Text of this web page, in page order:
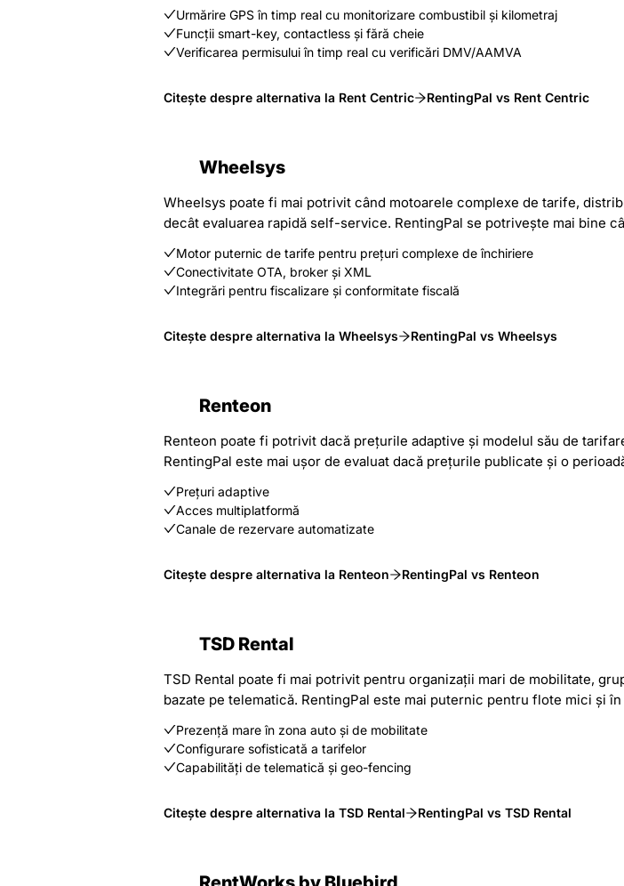
Urmărire GPS în timp real cu monitorizare combustibil și kilometraj
Funcții smart-key, contactless și fără cheie
Verificarea permisului în timp real cu verificări DMV/AAMVA
Citește despre alternativa la Rent Centric RentingPal vs Rent Centric
Wheelsys
Wheelsys poate fi mai potrivit când motoarele complexe de tarife,
decât evaluarea rapidă self-service. RentingPal se potrivește mai bine
Motor puternic de tarife pentru prețuri complexe de închiriere
Conectivitate OTA, broker și XML
Integrări pentru fiscalizare și conformitate fiscală
Citește despre alternativa la Wheelsys RentingPal vs Wheelsys
Renteon
Renteon poate fi potrivit dacă prețurile adaptive și modelul său de
RentingPal este mai ușor de evaluat dacă prețurile publicate și o
Prețuri adaptive
Acces multiplatformă
Canale de rezervare automatizate
Citește despre alternativa la Renteon RentingPal vs Renteon
TSD Rental
TSD Rental poate fi mai potrivit pentru organizații mari de mobilitate,
bazate pe telematică. RentingPal este mai puternic pentru flote mici și
Prezență mare în zona auto și de mobilitate
Configurare sofisticată a tarifelor
Capabilități de telematică și geo-fencing
Citește despre alternativa la TSD Rental RentingPal vs TSD Rental